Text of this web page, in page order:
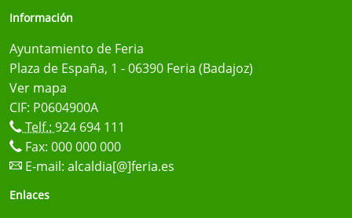
Información
Ayuntamiento de Feria
Plaza de España, 1 - 06390 Feria (Badajoz)
Ver mapa
CIF: P0604900A
Telf.: 924 694 111
Fax: 000 000 000
E-mail: alcaldia[@]feria.es
Enlaces